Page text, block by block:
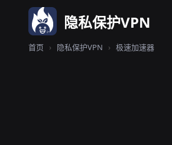
隐私保护VPN
首页 › 隐私保护VPN › 极速加速器